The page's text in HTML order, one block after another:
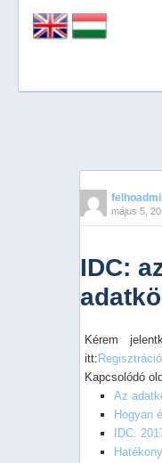
május 5,
IDC:
Kérem
itt: Regisztráció
Kapcsolódó
Az
Hogyan
IDC: